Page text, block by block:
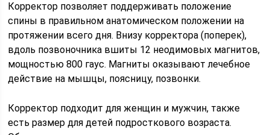
Корректор позволяет поддерживать положение
спины в правильном анатомическом положении на
протяжении всего дня. Внизу корректора (поперек),
вдоль позвоночника вшиты 12 неодимовых магнитов,
мощностью 800 гаус. Магниты оказывают лечебное
действие на мышцы, поясницу, позвонки.
Корректор подходит для женщин и мужчин, также
есть размер для детей подросткового возраста.